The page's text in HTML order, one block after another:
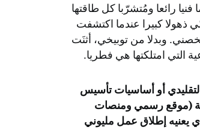
رائعا ومُتشرّبا كل طاقتها
كبيرا عندما اكتشفت
تخصني. وبدلا من توبيخي، أثنَت
التي امتلكتها هي فطريا.
أو أساسيات تأسيس
(موقع رسمي ومنصات
يعنيه إطلاق عمل مليوني